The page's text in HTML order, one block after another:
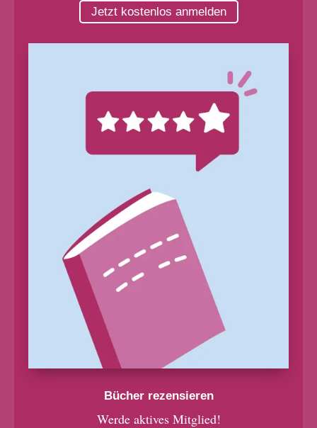
Jetzt kostenlos anmelden
Bücher rezensieren
Werde aktives Mitglied!